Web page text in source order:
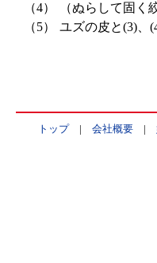
（4）
（ぬらして固
（5）
ユズの皮と(3)、
トップ| 会社概要|